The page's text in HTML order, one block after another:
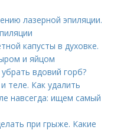
лазерной эпиляции.
капусты в духовке.
и яйцом
вдовий горб?
теле. Как удалить
навсегда: ищем самый
при грыже. Какие